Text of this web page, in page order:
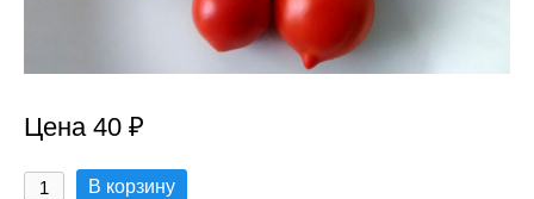
Цена 40 ₽
В корзину